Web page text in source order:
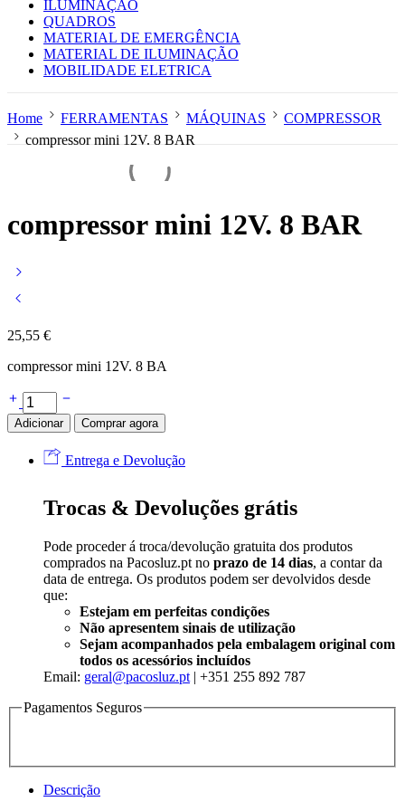
ILUMINAÇÃO
QUADROS
MATERIAL DE EMERGÊNCIA
MATERIAL DE ILUMINAÇÃO
MOBILIDADE ELETRICA
Home FERRAMENTAS MÁQUINAS
COMPRESSOR
compressor mini 12V. 8 BAR
compressor mini 12V. 8 BAR
25,55 €
compressor mini 12V. 8 BA
Adicionar Comprar agora
Entrega e Devolução
Trocas & Devoluções grátis
Pode proceder á troca/devolução gratuita dos produtos
comprados na Pacosluz.pt no prazo de 14 dias, a contar da
data de entrega. Os produtos podem ser devolvidos desde
que:
Estejam em perfeitas condições
Não apresentem sinais de utilização
Sejam acompanhados pela embalagem original com
todos os acessórios incluídos
Email: geral@pacosluz.pt | +351 255 892 787
Pagamentos Seguros
Descrição